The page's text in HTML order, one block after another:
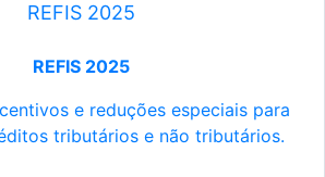
REFIS 2025
REFIS 2025
e reduções especiais para
tributários e não tributários.